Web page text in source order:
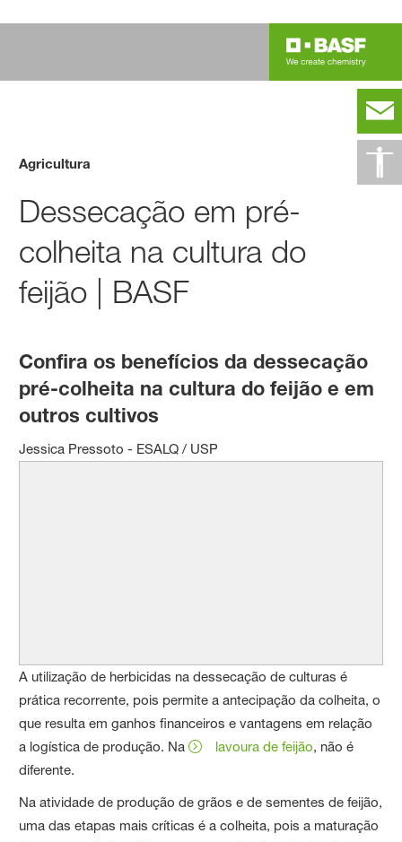
Agricultura
Dessecação em pré-
colheita na cultura do
feijão | BASF
Confira os benefícios da dessecação
pré-colheita na cultura do feijão e em
outros cultivos
Jessica Pressoto - ESALQ / USP
A utilização de herbicidas na dessecação de culturas é
prática recorrente, pois permite a antecipação da colheita, o
que resulta em ganhos financeiros e vantagens em relação
a logística de produção. Na
lavoura de feijão, não é
diferente.
Na atividade de produção de grãos e de sementes de feijão,
uma das etapas mais críticas é a colheita, pois a maturação